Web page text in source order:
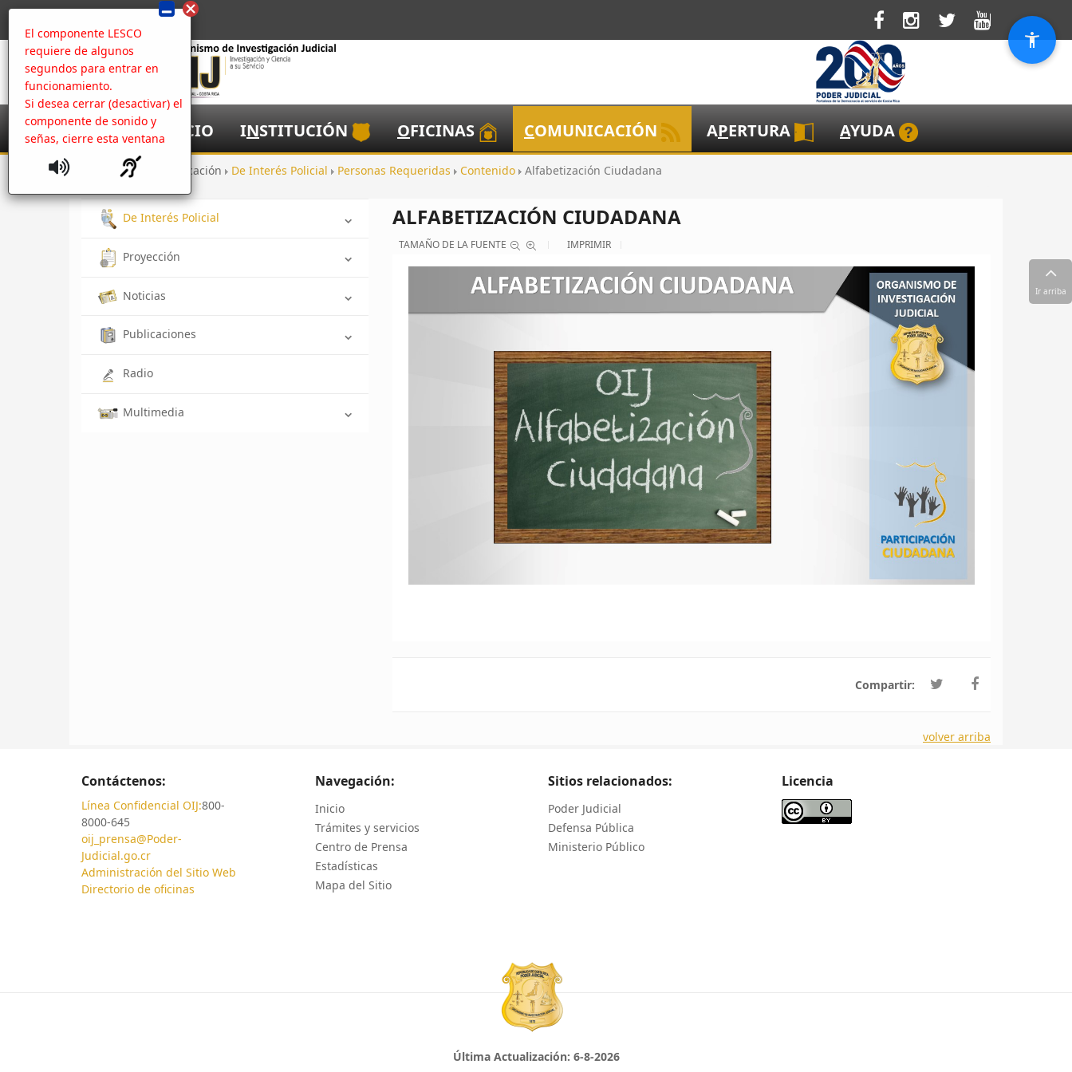
El componente LESCO
requiere de algunos
segundos para entrar en
funcionamiento.
Si desea cerrar (desactivar) el
componente de sonido y
señas, cierre esta ventana
NICIO INSTITUCIÓN OFICINAS COMUNICACIÓN APERTURA AYUDA
Inicio Comunicación De Interés Policial Personas Requeridas Contenido Alfabetización Ciudadana
De Interés Policial
Proyección
Noticias
Publicaciones
Radio
Multimedia
ALFABETIZACIÓN CIUDADANA
TAMAÑO DE LA FUENTE IMPRIMIR
Compartir:
volver arriba
Contáctenos:
Línea Confidencial OIJ:800-
8000-645
oij_prensa@Poder-
Judicial.go.cr
Administración del Sitio Web
Directorio de oficinas
Navegación:
Inicio
Trámites y servicios
Centro de Prensa
Estadísticas
Mapa del Sitio
Sitios relacionados:
Poder Judicial
Defensa Pública
Ministerio Público
Licencia
Última Actualización: 6-8-2026
Ir arriba